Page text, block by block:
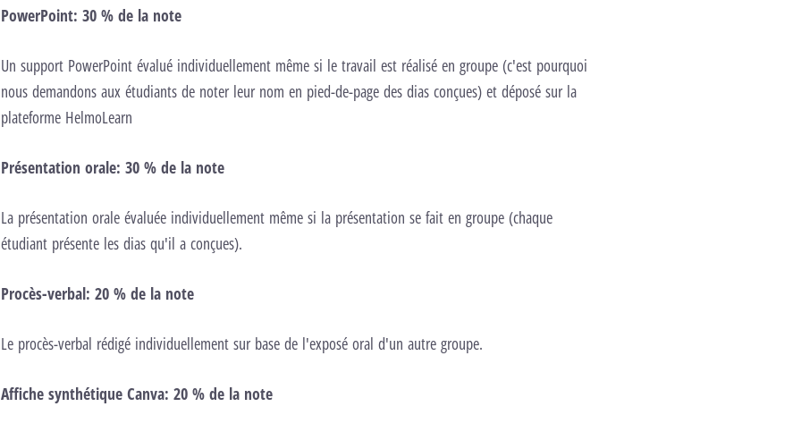
PowerPoint: 30 % de la note
Un support PowerPoint évalué individuellement même si le travail est réalisé en groupe (c'est pourquoi
nous demandons aux étudiants de noter leur nom en pied-de-page des dias conçues) et déposé sur la
plateforme HelmoLearn
Présentation orale: 30 % de la note
La présentation orale évaluée individuellement même si la présentation se fait en groupe (chaque
étudiant présente les dias qu'il a conçues).
Procès-verbal: 20 % de la note
Le procès-verbal rédigé individuellement sur base de l'exposé oral d'un autre groupe.
Affiche synthétique Canva: 20 % de la note